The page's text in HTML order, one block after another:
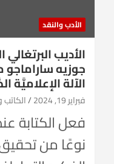
الأدب والنقد
الأديب
جوزيه ساراماجو
الآلة الإعلاميَّة
فبراير 19, 2024
فعل الكتابة
نوعًا من